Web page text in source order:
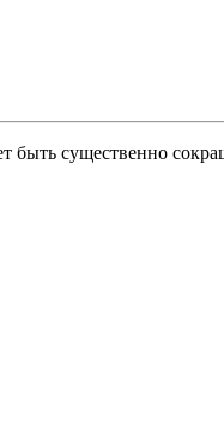
существенно